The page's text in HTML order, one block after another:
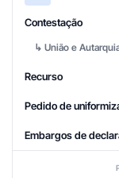
Contestação
↳ União e
Recurso
Pedido de
Embargos de